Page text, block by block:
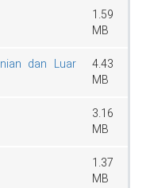
1.59
MB
dan Luar
4.43
MB
3.16
MB
1.37
MB